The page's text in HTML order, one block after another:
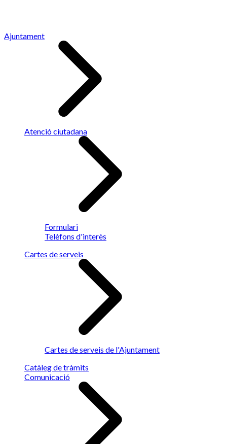
Ajuntament
Atenció ciutadana
Formulari
Telèfons d'interès
Cartes de serveis
Cartes de serveis de l'Ajuntament
Catàleg de tràmits
Comunicació